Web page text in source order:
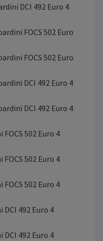
DCI 492 Euro 4
FOCS 502 Euro
FOCS 502 Euro
DCI 492 Euro 4
DCI 492 Euro 4
502 Euro 4
502 Euro 4
502 Euro 4
492 Euro 4
492 Euro 4